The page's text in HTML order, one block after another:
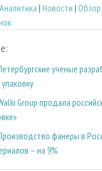
Аналитика | Новости |
ученые
Group продала
фанеры в
– на 9%